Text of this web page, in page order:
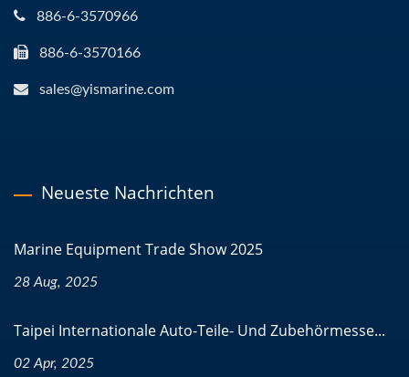
886-6-3570966
886-6-3570166
sales@yismarine.com
Neueste Nachrichten
Marine Equipment Trade Show 2025
28 Aug, 2025
Taipei Internationale Auto-Teile- Und Zubehörmesse...
02 Apr, 2025